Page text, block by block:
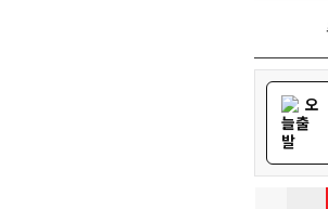
오
늘출
발